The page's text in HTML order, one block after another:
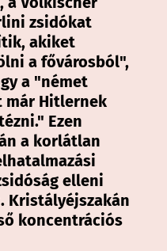
zsidókat
akiket
a fővárosból",
a "német
már Hitlernek
Ezen
a korlátlan
elleni
Kristályéjszakán
koncentrációs